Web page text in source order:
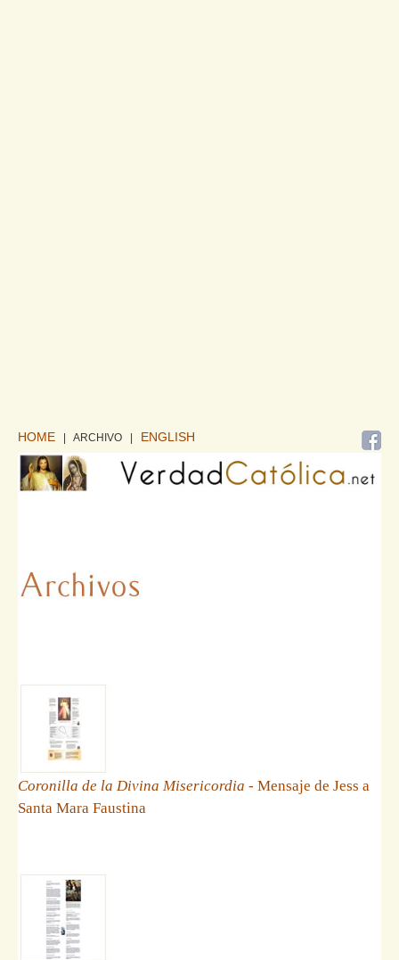
HOME | ARCHIVO ENGLISH
Coronilla de la Divina Misericordia - Mensaje de Jess a
Santa Mara Faustina